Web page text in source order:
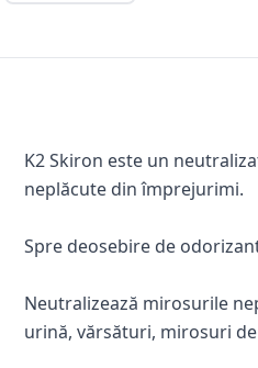
K2 Skiron este un
neplăcute din împrejurimi.
Spre deosebire de
Neutralizează mirosurile
urină, vărsături, mirosuri